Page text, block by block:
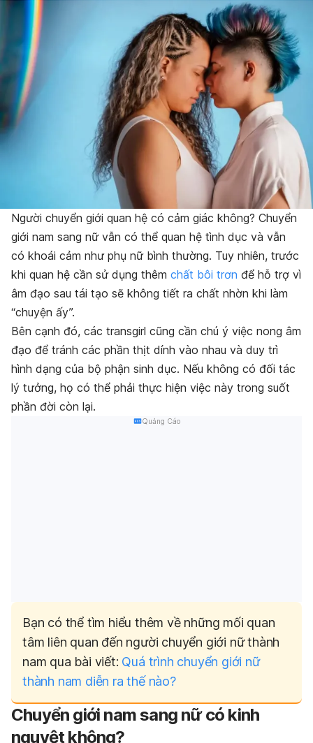
Người chuyển giới quan hệ có cảm giác không? Chuyển
giới nam sang nữ vẫn có thể quan hệ tình dục và vẫn
có khoái cảm như phụ nữ bình thường. Tuy nhiên, trước
khi quan hệ cần sử dụng thêm chất bôi trơn để hỗ trợ vì
âm đạo sau tái tạo sẽ không tiết ra chất nhờn khi làm
“chuyện ấy”.
Bên cạnh đó, các transgirl cũng cần chú ý việc nong âm
đạo để tránh các phần thịt dính vào nhau và duy trì
hình dạng của bộ phận sinh dục. Nếu không có đối tác
lý tưởng, họ có thể phải thực hiện việc này trong suốt
phần đời còn lại.
Quảng Cáo
Bạn có thể tìm hiểu thêm về những mối quan
tâm liên quan đến người chuyển giới nữ thành
nam qua bài viết: Quá trình chuyển giới nữ
thành nam diễn ra thế nào?
Chuyển giới nam sang nữ có kinh
nguyệt không?